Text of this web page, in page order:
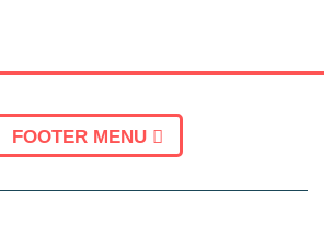
FOOTER MENU